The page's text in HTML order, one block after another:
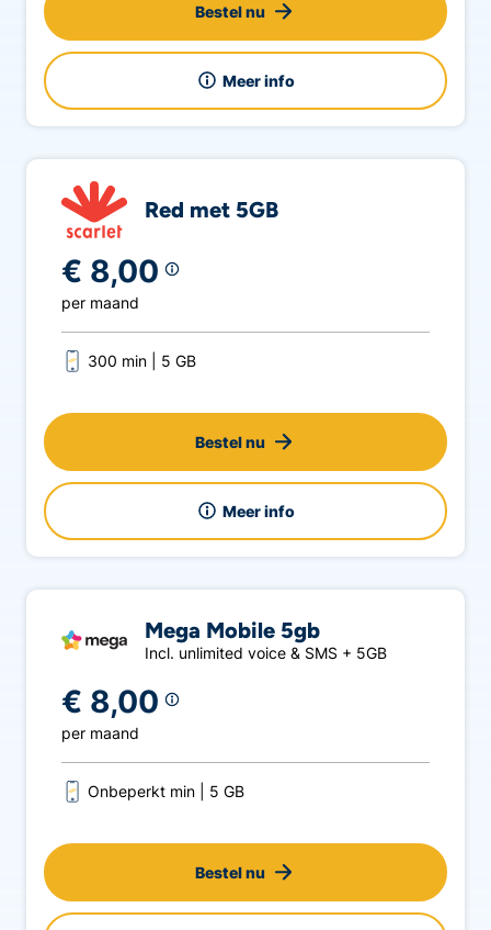
Meer info
Bestel nu
Red met 5GB
€ 8,00
per maand
300 min 5 GB
Meer info
Bestel nu
Mega Mobile 5gb
Incl. unlimited voice & SMS + 5GB
€ 8,00
per maand
Onbeperkt min 5 GB
Bestel nu